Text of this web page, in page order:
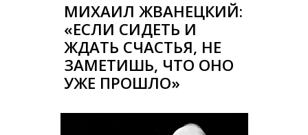
МИХАИЛ ЖВАНЕЦКИЙ:
«ЕСЛИ СИДЕТЬ И
ЖДАТЬ СЧАСТЬЯ, НЕ
ЗАМЕТИШЬ, ЧТО ОНО
УЖЕ ПРОШЛО»